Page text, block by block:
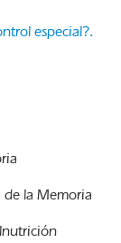
especial?.
de la Memoria